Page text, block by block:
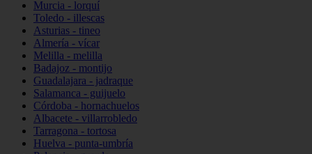
Murcia - lorquí
Toledo - illescas
Asturias - tineo
Almería - vícar
Melilla - melilla
Badajoz - montijo
Guadalajara - jadraque
Salamanca - guijuelo
Córdoba - hornachuelos
Albacete - villarrobledo
Tarragona - tortosa
Huelva - punta-umbría